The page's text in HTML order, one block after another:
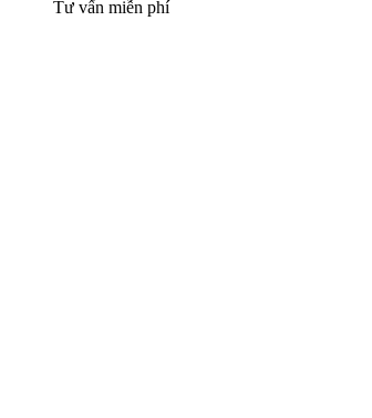
Tư vấn miễn phí